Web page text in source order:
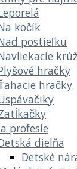
kočík
postieľku
hračky
hračky
profesie
dielňa
Detské